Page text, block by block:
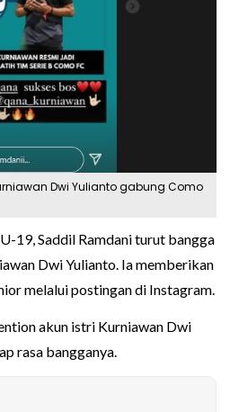
Dwi Yulianto gabung Como
19, Saddil Ramdani turut bangga
Dwi Yulianto. Ia memberikan
melalui postingan di Instagram.
akun istri Kurniawan Dwi
rasa bangganya.